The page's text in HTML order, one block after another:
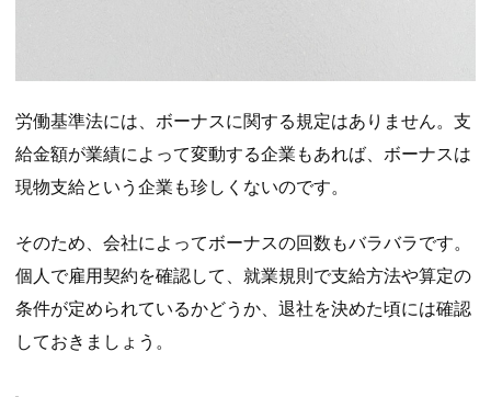
労働基準法には、ボーナスに関する規定はありません。支
給金額が業績によって変動する企業もあれば、ボーナスは
現物支給という企業も珍しくないのです。
そのため、会社によってボーナスの回数もバラバラです。
個人で雇用契約を確認して、就業規則で支給方法や算定の
条件が定められているかどうか、退社を決めた頃には確認
しておきましょう。